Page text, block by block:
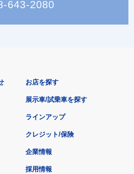
643-2080
お店を探す
展示車/試乗車を探す
ラインアップ
クレジット/保険
企業情報
採用情報